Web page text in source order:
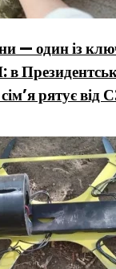
— один із
в
рятує від